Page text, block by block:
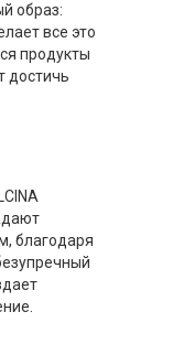
образ:
все это
продукты
достичь
благодаря